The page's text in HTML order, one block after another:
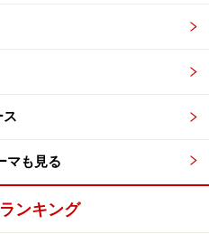
ーを召喚して、といいまし
スペルなどのカードを収集
せたブックというものをそ
分の順番が来るたびに、自
て、クリーチャーを召喚し
したりするわけです。
ディングカードゲームが融
ス
マも見る
ンキング